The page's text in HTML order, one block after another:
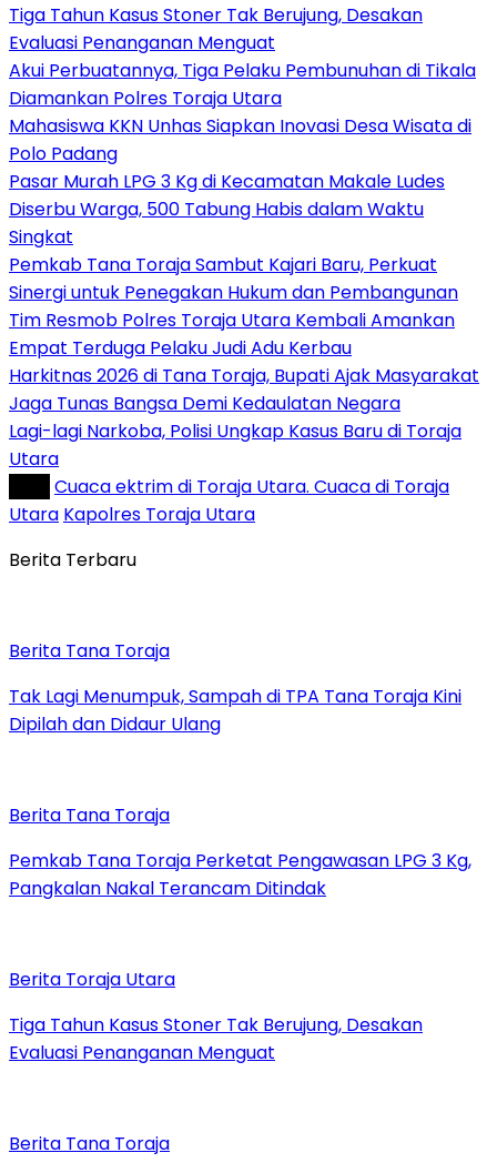
Tiga Tahun Kasus Stoner Tak Berujung, Desakan
Evaluasi Penanganan Menguat
Akui Perbuatannya, Tiga Pelaku Pembunuhan di Tikala
Diamankan Polres Toraja Utara
Mahasiswa KKN Unhas Siapkan Inovasi Desa Wisata di
Polo Padang
Pasar Murah LPG 3 Kg di Kecamatan Makale Ludes
Diserbu Warga, 500 Tabung Habis dalam Waktu
Singkat
Pemkab Tana Toraja Sambut Kajari Baru, Perkuat
Sinergi untuk Penegakan Hukum dan Pembangunan
Tim Resmob Polres Toraja Utara Kembali Amankan
Empat Terduga Pelaku Judi Adu Kerbau
Harkitnas 2026 di Tana Toraja, Bupati Ajak Masyarakat
Jaga Tunas Bangsa Demi Kedaulatan Negara
Lagi-lagi Narkoba, Polisi Ungkap Kasus Baru di Toraja
Utara
Cuaca ektrim di Toraja Utara. Cuaca di Toraja
Utara Kapolres Toraja Utara
Berita Terbaru
Berita Tana Toraja
Tak Lagi Menumpuk, Sampah di TPA Tana Toraja Kini
Dipilah dan Didaur Ulang
Berita Tana Toraja
Pemkab Tana Toraja Perketat Pengawasan LPG 3 Kg,
Pangkalan Nakal Terancam Ditindak
Berita Toraja Utara
Tiga Tahun Kasus Stoner Tak Berujung, Desakan
Evaluasi Penanganan Menguat
Berita Tana Toraja